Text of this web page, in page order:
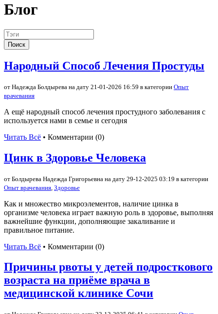
Блог
Поиск
Народный Способ Лечения Простуды
от Надежда Болдырева на дату 21-01-2026 16:59 в категории Опыт
врачевания
А ещё народный способ лечения простудного заболевания с
используется нами в семье и сегодня
Читать Всё • Комментарии (0)
Цинк в Здоровье Человека
от Болдырева Надежда Григорьевна на дату 29-12-2025 03:19 в категории
Опыт врачевания Здоровье
Как и множество микроэлементов, наличие цинка в
организме человека играет важную роль в здоровье, выполняя
важнейшие функции, дополняющие закаливание и
правильное питание.
Читать Всё • Комментарии (0)
Причины рвоты у детей подросткового
возраста на приёме врача в
медицинской клинике Сочи